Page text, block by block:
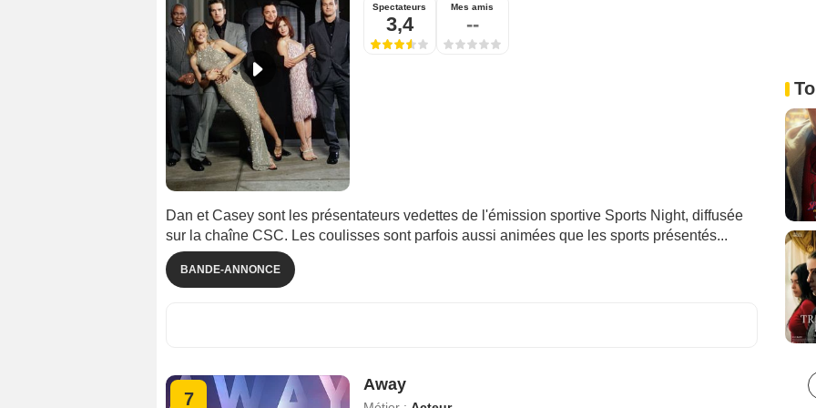
Spectateurs
3,4
Mes amis
--
Dan et Casey sont les présentateurs vedettes de l'émission sportive Sports Night, diffusée
sur la chaîne CSC. Les coulisses sont parfois aussi animées que les sports présentés...
BANDE-ANNONCE
7
Away